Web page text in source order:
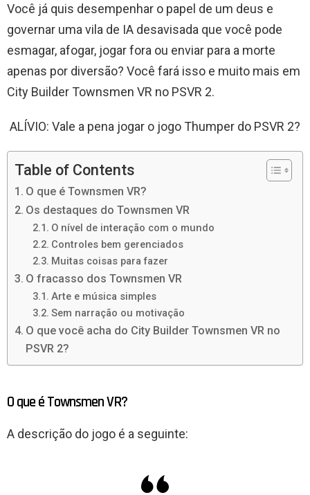
Você já quis desempenhar o papel de um deus e
governar uma vila de IA desavisada que você pode
esmagar, afogar, jogar fora ou enviar para a morte
apenas por diversão? Você fará isso e muito mais em
City Builder Townsmen VR no PSVR 2.
ALÍVIO: Vale a pena jogar o jogo Thumper do PSVR 2?
Table of Contents
O que é Townsmen VR?
Os destaques do Townsmen VR
O nível de interação com o mundo
Controles bem gerenciados
Muitas coisas para fazer
O fracasso dos Townsmen VR
Arte e música simples
Sem narração ou motivação
O que você acha do City Builder Townsmen VR no
PSVR 2?
O que é Townsmen VR?
A descrição do jogo é a seguinte: